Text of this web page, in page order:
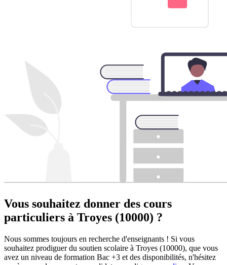
Vous souhaitez donner des cours
particuliers à Troyes (10000) ?
Nous sommes toujours en recherche d'enseignants ! Si vous
souhaitez prodiguer du soutien scolaire à Troyes (10000), que vous
avez un niveau de formation Bac +3 et des disponibilités, n'hésitez